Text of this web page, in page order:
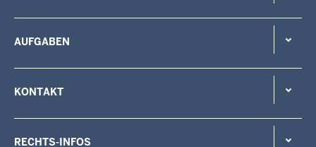
AUFGABEN
KONTAKT
RECHTS-INFOS